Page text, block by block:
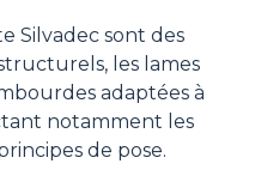
Silvadec sont des
les lames
adaptées à
notamment les
de pose.